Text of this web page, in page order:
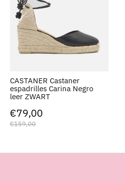
CASTANER Castaner
espadrilles Carina Negro
leer ZWART
€79,00
€159,00